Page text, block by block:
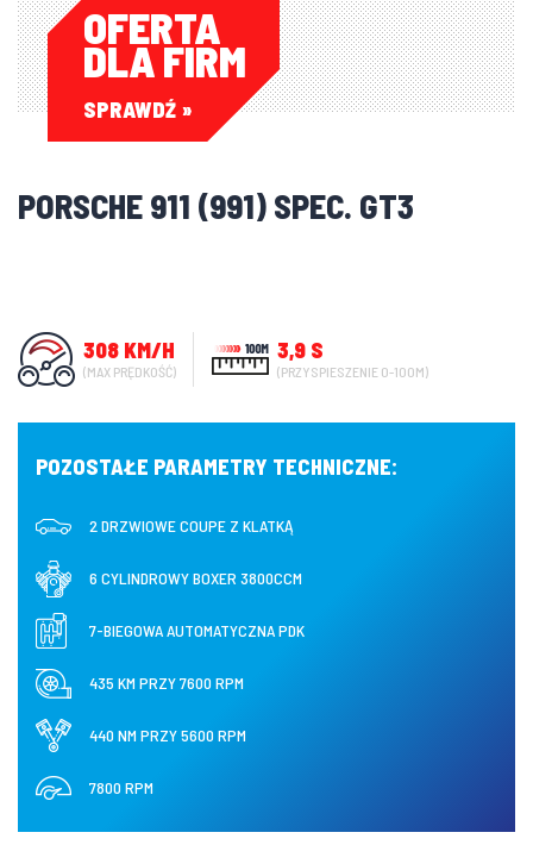
OFERTA
DLA FIRM
SPRAWDŹ
PORSCHE 911 (991) SPEC. GT3
308 KM/H
(MAX PRĘDKOŚĆ)
3,9 S
(PRZYSPIESZENIE 0-100M)
POZOSTAŁE PARAMETRY TECHNICZNE:
2 DRZWIOWE COUPE Z KLATKĄ
6 CYLINDROWY BOXER 3800CCM
7-BIEGOWA AUTOMATYCZNA PDK
435 KM PRZY 7600 RPM
440 NM PRZY 5600 RPM
7800 RPM